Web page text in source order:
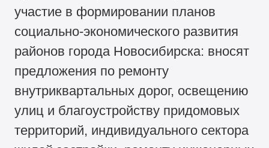
участие в формировании планов
социально-экономического развития
районов города Новосибирска: вносят
предложения по ремонту
внутриквартальных дорог, освещению
улиц и благоустройству придомовых
территорий, индивидуального сектора